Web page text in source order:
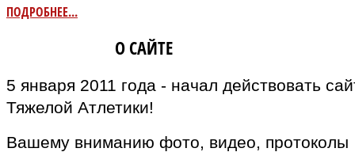
ПОДРОБНЕЕ...
О САЙТЕ
5 января 2011 года - начал действовать
Тяжелой Атлетики!
Вашему вниманию фото, видео, протоколы